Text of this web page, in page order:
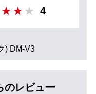
4
) DM-V3
のレビュー